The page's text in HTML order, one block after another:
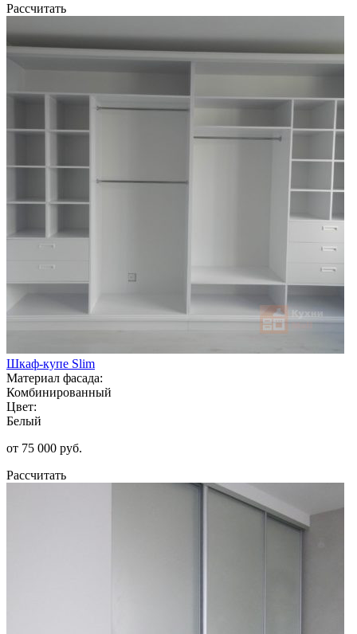
Рассчитать
Шкаф-купе Slim
Материал фасада:
Комбинированный
Цвет:
Белый
от 75 000 руб.
Рассчитать